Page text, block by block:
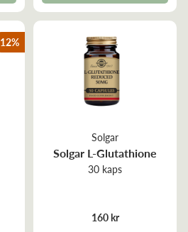
12%
Solgar
Solgar L-Glutathione
30 kaps
160 kr